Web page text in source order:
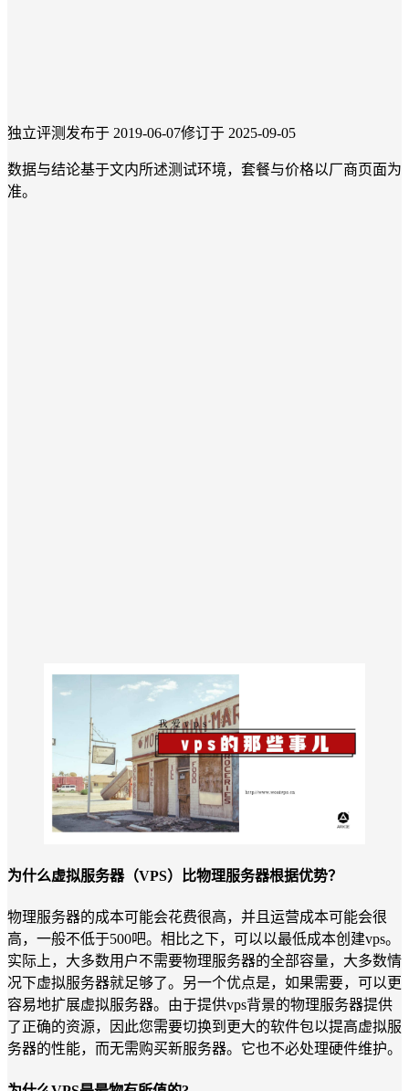
独立评测 发布于 2019-06-07修订于 2025-09-05
数据与结论基于文内所述测试环境，套餐与价格以厂商页面为
准。
为什么虚拟服务器（VPS）比物理服务器根据优势？
物理服务器的成本可能会花费很高，并且运营成本可能会很
高，一般不低于500吧。相比之下，可以以最低成本创建vps。
实际上，大多数用户不需要物理服务器的全部容量，大多数情
况下虚拟服务器就足够了。另一个优点是，如果需要，可以更
容易地扩展虚拟服务器。由于提供vps背景的物理服务器提供
了正确的资源，因此您需要切换到更大的软件包以提高虚拟服
务器的性能，而无需购买新服务器。它也不必处理硬件维护。